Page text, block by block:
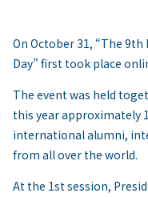
On October 31, “The
Day” first took place
The event was held
this year approximately
international alumni,
from all over the world.
At the 1st session,